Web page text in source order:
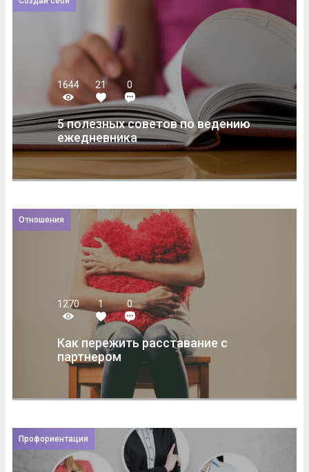
1644 21 0
5 полезных советов по ведению
ежедневника
Отношения
1270 1 0
Как пережить расставание с
партнером
Профориентация